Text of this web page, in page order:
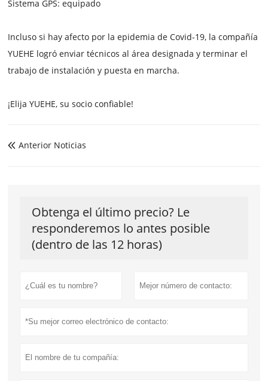
Sistema GPS: equipado
Incluso si hay afecto por la epidemia de Covid-19, la compañía
YUEHE logró enviar técnicos al área designada y terminar el
trabajo de instalación y puesta en marcha.
¡Elija YUEHE, su socio confiable!
 Anterior Noticias
Obtenga el último precio? Le
responderemos lo antes posible
(dentro de las 12 horas)